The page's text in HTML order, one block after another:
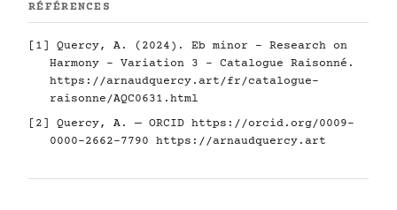
RÉFÉRENCES
[1] Quercy, A. (2024). Eb minor - Research on
Harmony - Variation 3 - Catalogue Raisonné.
https://arnaudquercy.art/fr/catalogue-
raisonne/AQC0631.html
[2] Quercy, A. — ORCID https://orcid.org/0009-
0000-2662-7790
https://arnaudquercy.art